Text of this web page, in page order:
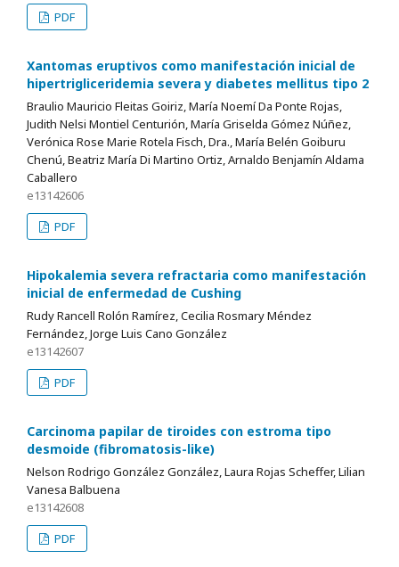
PDF
Xantomas eruptivos como manifestación inicial de
hipertrigliceridemia severa y diabetes mellitus tipo 2
Braulio Mauricio Fleitas Goiriz, María Noemí Da Ponte Rojas,
Judith Nelsi Montiel Centurión, María Griselda Gómez Núñez,
Verónica Rose Marie Rotela Fisch, Dra., María Belén Goiburu
Chenú, Beatriz María Di Martino Ortiz, Arnaldo Benjamín Aldama
Caballero
e13142606
PDF
Hipokalemia severa refractaria como manifestación
inicial de enfermedad de Cushing
Rudy Rancell Rolón Ramírez, Cecilia Rosmary Méndez
Fernández, Jorge Luis Cano González
e13142607
PDF
Carcinoma papilar de tiroides con estroma tipo
desmoide (fibromatosis-like)
Nelson Rodrigo González González, Laura Rojas Scheffer, Lilian
Vanesa Balbuena
e13142608
PDF